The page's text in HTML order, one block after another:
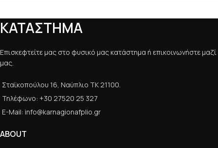
ΚΑΤΑΣΤΗΜΑ
Επισκεφτείτε μας στο φυσικό μας κατάστημα ή επικοινωνήστε μαζί
μας.
Σταϊκοπούλου 16, Ναύπλιο ΤΚ 21100.
Τηλέφωνο: +30 27520 25 327
E-Mail: info@karnagionafplio.gr
ABOUT